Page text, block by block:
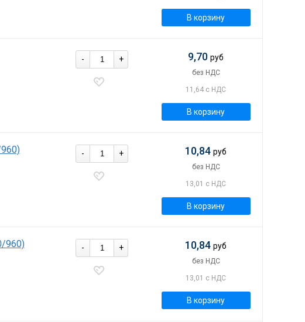
В корзину
- + 9,70руб
без НДС
11,64 с НДС
В корзину
- + 10,84руб
без НДС
13,01 с НДС
В корзину
960) - + 10,84руб
без НДС
13,01 с НДС
В корзину